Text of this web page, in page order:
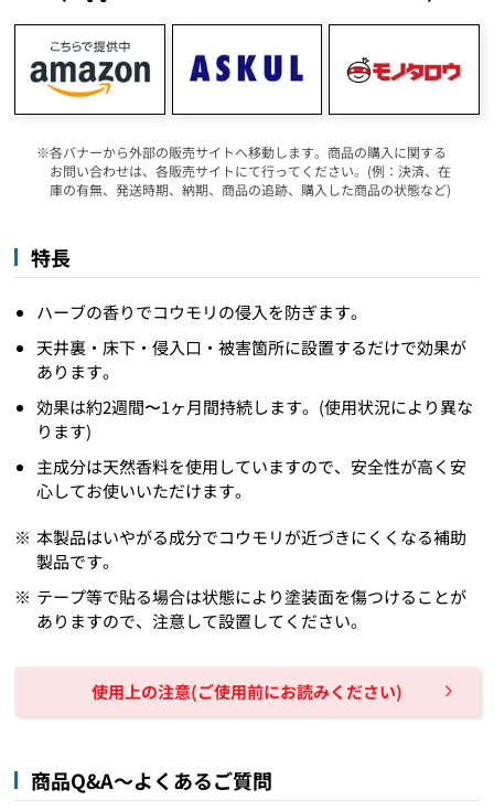
各バナーから外部の販売サイトへ移動します。商品の購入に関する
お問い合わせは、各販売サイトにて行ってください。(例：決済、在
庫の有無、発送時期、納期、商品の追跡、購入した商品の状態など)
特長
ハーブの香りでコウモリの侵入を防ぎます。
天井裏・床下・侵入口・被害箇所に設置するだけで効果が
あります。
効果は約2週間〜1ヶ月間持続します。(使用状況により異な
ります)
主成分は天然香料を使用していますので、安全性が高く安
心してお使いいただけます。
本製品はいやがる成分でコウモリが近づきにくくなる補助
製品です。
テープ等で貼る場合は状態により塗装面を傷つけることが
ありますので、注意して設置してください。
使用上の注意(ご使用前にお読みください)
商品Q&A～よくあるご質問